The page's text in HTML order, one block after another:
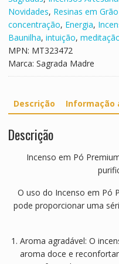
Novidades, Resinas em Grão
concentração, Energia,
Baunilha, intuição,
MPN: MT323472
Marca: Sagrada Madre
Descrição Informação
Descrição
Incenso em Pó
O uso do Incenso em Pó
pode proporcionar uma
Aroma agradável: O
aroma doce e